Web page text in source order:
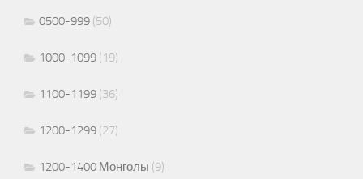
0500-999 (50)
1000-1099 (19)
1100-1199 (36)
1200-1299 (27)
1200-1400 Монголы (9)